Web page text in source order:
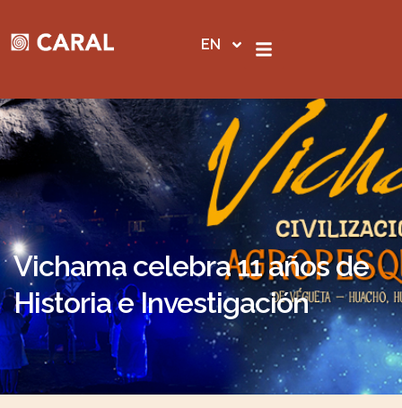
to
content
EN
Vichama celebra 11 años de
Historia e Investigación